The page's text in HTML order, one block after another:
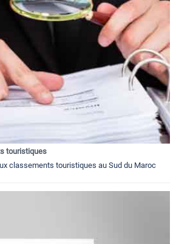
touristiques
classements touristiques au Sud du Maroc